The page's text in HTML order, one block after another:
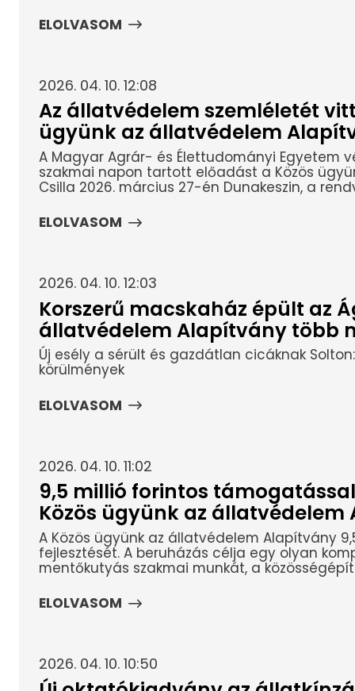
ELOLVASOM
2026. 04. 10. 12:08
Az állatvédelem szemléletét
ügyünk az állatvédelem
A Magyar Agrár- és Élettudományi Egyetem
szakmai napon tartott előadást a Közös
Csilla 2026. március 27-én Dunakeszin, a
ELOLVASOM
2026. 04. 10. 12:03
Korszerű macskaház épült az
állatvédelem Alapítvány több
Új esély a sérült és gazdátlan cicáknak
körülmények
ELOLVASOM
2026. 04. 10. 11:02
9,5 millió forintos
Közös ügyünk az állatvédelem
A Közös ügyünk az állatvédelem Alapítvány
fejlesztését. A beruházás célja egy olyan
mentőkutyás szakmai munkát, a
ELOLVASOM
2026. 04. 10. 10:50